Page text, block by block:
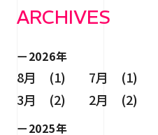
ARCHIVES
2026年
8月 (1) 7月 (1)
3月 (2)
2月 (2)
2025年